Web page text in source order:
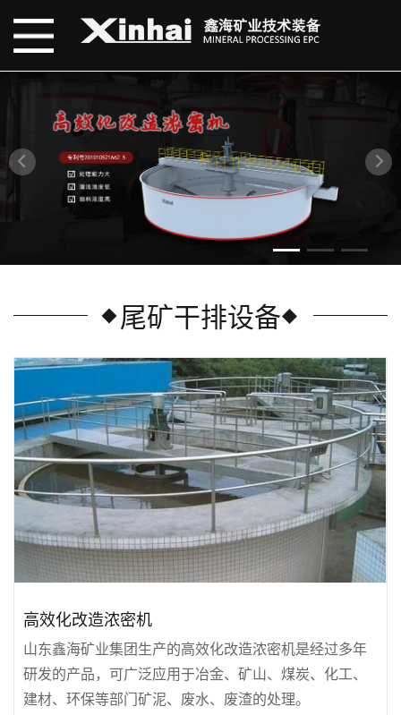
尾矿干排设备
高效化改造浓密机
山东鑫海矿业集团生产的高效化改造浓密机是经过多年
研发的产品，可广泛应用于冶金、矿山、煤炭、化工、
建材、环保等部门矿泥、废水、废渣的处理。